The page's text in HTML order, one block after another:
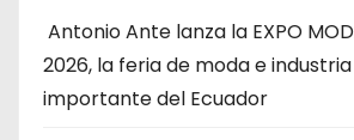
Antonio Ante lanza la EXPO
2026, la feria de moda e
importante del Ecuador